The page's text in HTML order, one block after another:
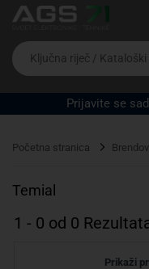
Ova postavka
cijene vašim
Da
biste
potražili
proizvod,
unesite
riječ,
EAN
serijski
Prijavite se
Početna stranica
Temial
1 - 0 od 0
Prikaži